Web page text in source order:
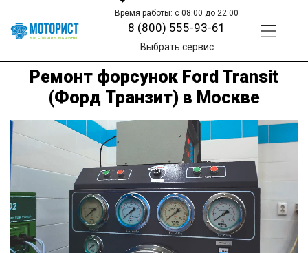
Время работы: с 08:00 до 22:00
8 (800) 555-93-61
Выбрать сервис
Ремонт форсунок Ford Transit
(Форд Транзит) в Москве